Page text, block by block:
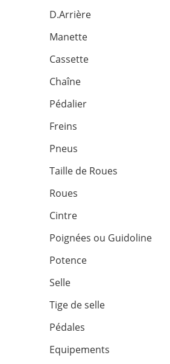
D.Arrière
Manette
Cassette
Chaîne
Pédalier
Freins
Pneus
Taille de Roues
Roues
Cintre
Poignées ou Guidoline
Potence
Selle
Tige de selle
Pédales
Equipements